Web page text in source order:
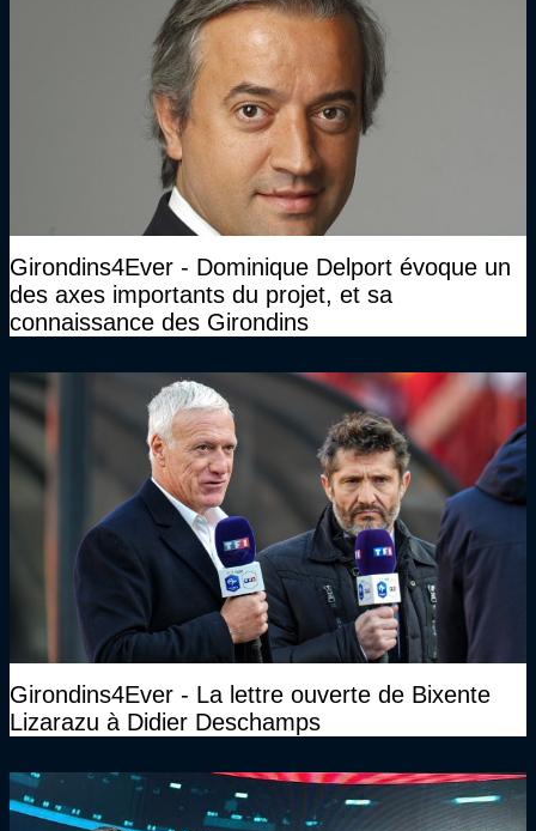
Girondins4Ever - Dominique Delport évoque un
des axes importants du projet, et sa
connaissance des Girondins
Girondins4Ever - La lettre ouverte de Bixente
Lizarazu à Didier Deschamps